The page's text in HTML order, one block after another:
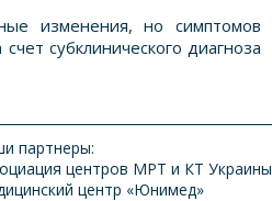
изменения, но симптомов
субклинического диагноза
партнеры:
центров МРТ и КТ Украины
центр «Юнимед»